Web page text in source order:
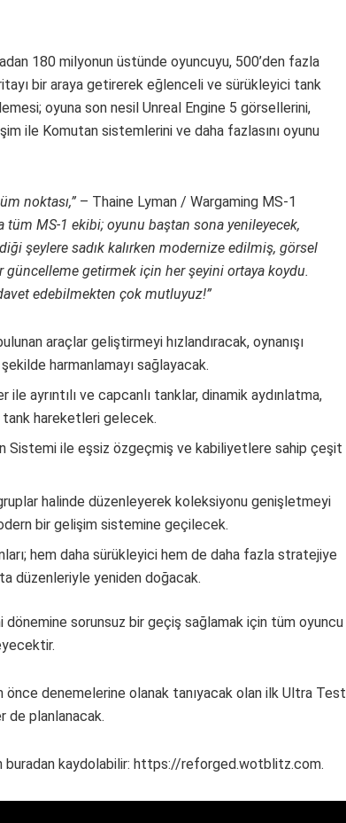
180 milyonun üstünde oyuncuyu, 500’den fazla
bir araya getirerek eğlenceli ve sürükleyici tank
oyuna son nesil Unreal Engine 5 görsellerini,
ile Komutan sistemlerini ve daha fazlasını oyunu
noktası,” – Thaine Lyman / Wargaming MS-1
tüm MS-1 ekibi; oyunu baştan sona yenileyecek,
şeylere sadık kalırken modernize edilmiş, görsel
güncelleme getirmek için her şeyini ortaya koydu.
edebilmekten çok mutluyuz!”
araçlar geliştirmeyi hızlandıracak, oynanışı
harmanlamayı sağlayacak.
ile ayrıntılı ve capcanlı tanklar, dinamik aydınlatma,
hareketleri gelecek.
Sistemi ile eşsiz özgeçmiş ve kabiliyetlere sahip çeşit
halinde düzenleyerek koleksiyonu genişletmeyi
bir gelişim sistemine geçilecek.
hem daha sürükleyici hem de daha fazla stratejiye
düzenleriyle yeniden doğacak.
sorunsuz bir geçiş sağlamak için tüm oyuncu
önce denemelerine olanak tanıyacak olan ilk Ultra Test
de planlanacak.
buradan kaydolabilir: https://reforged.wotblitz.com.